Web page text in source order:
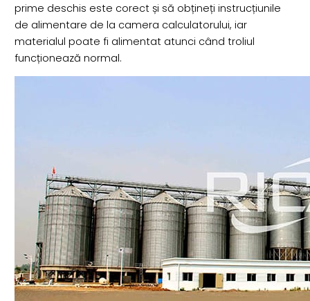
prime deschis este corect și să obțineți instrucțiunile
de alimentare de la camera calculatorului, iar
materialul poate fi alimentat atunci când troliul
funcționează normal.